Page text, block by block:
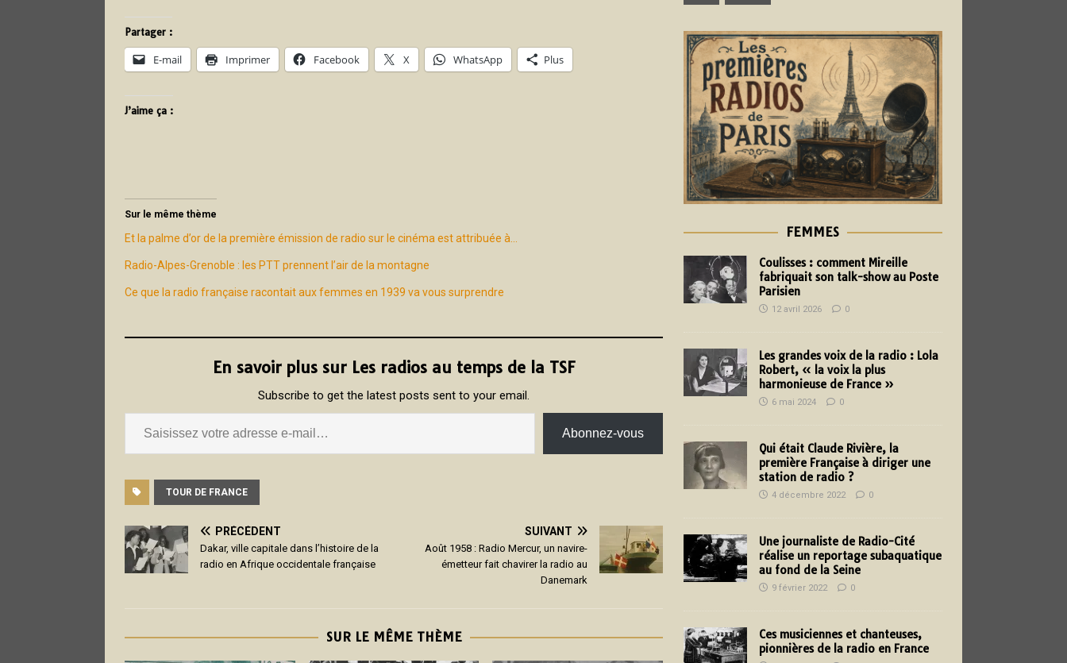
Partager :
E-mail Imprimer Facebook X WhatsApp Plus
J’aime ça :
Sur le même thème
Et la palme d’or de la première émission de radio sur le cinéma est attribuée à…
Radio-Alpes-Grenoble : les PTT prennent l’air de la montagne
Ce que la radio française racontait aux femmes en 1939 va vous surprendre
En savoir plus sur Les radios au temps de la TSF
Subscribe to get the latest posts sent to your email.
Abonnez-vous
TOUR DE FRANCE
PRÉCÉDENT
Dakar, ville capitale dans l’histoire de la
radio en Afrique occidentale française
SUIVANT
Août 1958 : Radio Mercur, un navire-
émetteur fait chavirer la radio au
Danemark
SUR LE MÊME THÈME
FEMMES
Coulisses : comment Mireille
fabriquait son talk-show au Poste
Parisien
12 avril 2026 0
Les grandes voix de la radio : Lola
Robert, « la voix la plus
harmonieuse de France »
6 mai 2024 0
Qui était Claude Rivière, la
première Française à diriger une
station de radio ?
4 décembre 2022 0
Une journaliste de Radio-Cité
réalise un reportage subaquatique
au fond de la Seine
9 février 2022 0
Ces musiciennes et chanteuses,
pionnières de la radio en France